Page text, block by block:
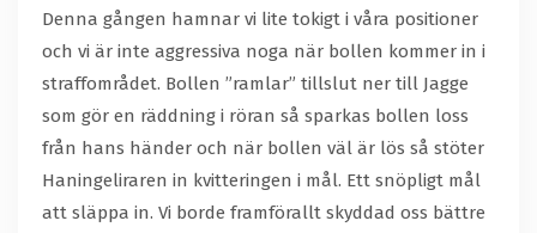
Denna gången hamnar vi lite tokigt i våra positioner
och vi är inte aggressiva noga när bollen kommer in i
straffområdet. Bollen ”ramlar” tillslut ner till Jagge
som gör en räddning i röran så sparkas bollen loss
från hans händer och när bollen väl är lös så stöter
Haningeliraren in kvitteringen i mål. Ett snöpligt mål
att släppa in. Vi borde framförallt skyddad oss bättre